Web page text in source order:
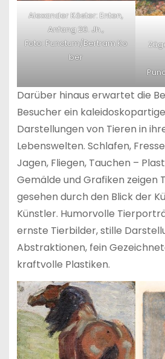
Alexander Köster: Enten,
Anfang 20. Jh.,
Foto: Punctum/Bertram Ko
ber
Darüber hinaus erwartet die
Besucher ein
Darstellungen von Tieren in
Lebenswelten. Schlafen,
Jagen, Fliegen, Tauchen –
Gemälde und Grafiken zeigen
gesehen durch den Blick der
Künstler. Humorvolle
ernste Tierbilder, stille
Abstraktionen, fein
kraftvolle Plastiken.